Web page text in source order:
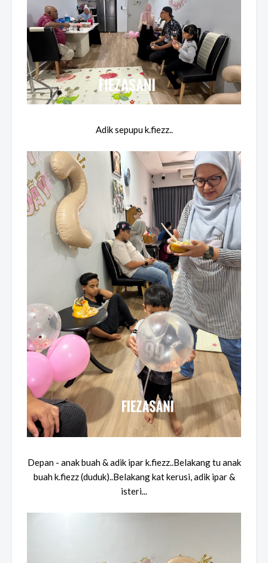
Adik sepupu k.fiezz..
Depan - anak buah & adik ipar k.fiezz..Belakang tu anak
buah k.fiezz (duduk)..Belakang kat kerusi, adik ipar &
isteri...